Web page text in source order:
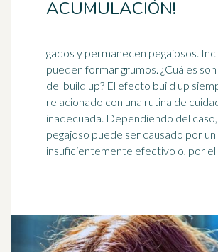
ACUMULACIÓN!
gados y permanecen pegajosos.
pueden formar grumos. ¿Cuáles son
del build up? El efecto build up
relacionado con una rutina de
inadecuada. Dependiendo del
pegajoso puede ser causado por
insuficientemente efectivo o, por el